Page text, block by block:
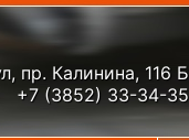
пр. Калинина, 116 Б
+7 (3852) 33-34-35